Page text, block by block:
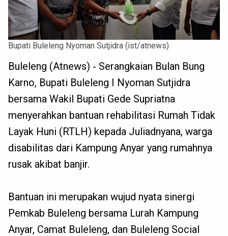
Bupati Buleleng Nyoman Sutjidra (ist/atnews)
Buleleng (Atnews) ‐ Serangkaian Bulan Bung
Karno, Bupati Buleleng I Nyoman Sutjidra
bersama Wakil Bupati Gede Supriatna
menyerahkan bantuan rehabilitasi Rumah Tidak
Layak Huni (RTLH) kepada Juliadnyana, warga
disabilitas dari Kampung Anyar yang rumahnya
rusak akibat banjir.
Bantuan ini merupakan wujud nyata sinergi
Pemkab Buleleng bersama Lurah Kampung
Anyar, Camat Buleleng, dan Buleleng Social